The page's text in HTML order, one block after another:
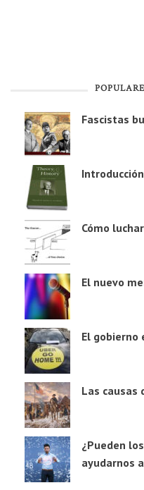
Fascistas
Cómo
El nuevo
El gobierno
Las causas
¿Pueden
ayudarnos